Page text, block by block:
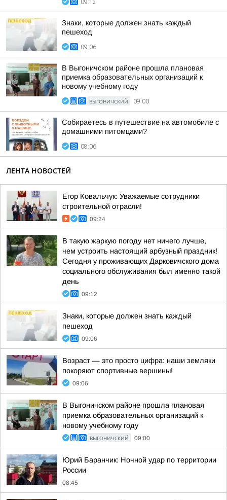
09:12
Знаки, которые должен знать каждый
пешеход
09:06
В Выгоничском районе прошла плановая
приемка образовательных организаций к
новому учебному году
ВЫГОНИЧСКИЙ 09:00
Собираетесь в путешествие на автомобиле с
домашними питомцами?
08:06
ЛЕНТА НОВОСТЕЙ
Егор Ковальчук: Уважаемые сотрудники
строительной отрасли!
09:24
В такую жаркую погоду нет ничего лучше,
чем устроить настоящий арбузный праздник!
Сегодня у проживающих Дарковичского дома
социального обслуживания был именно такой
день
09:12
Знаки, которые должен знать каждый
пешеход
09:06
Возраст — это просто цифра: наши земляки
покоряют спортивные вершины!
09:06
В Выгоничском районе прошла плановая
приемка образовательных организаций к
новому учебному году
ВЫГОНИЧСКИЙ 09:00
Юрий Баранчик: Ночной удар по территории
России
08:45